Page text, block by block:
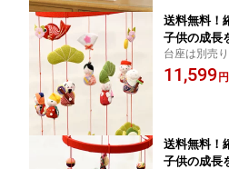
送料無料！
子供の成長
のつるし飾
り】つるし
台座は別売
11,599 円
送料無料！
子供の成長